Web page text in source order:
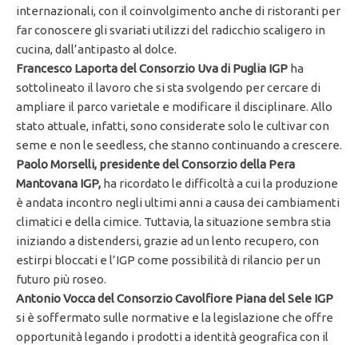
internazionali, con il coinvolgimento anche di ristoranti per
far conoscere gli svariati utilizzi del radicchio scaligero in
cucina, dall’antipasto al dolce.
Francesco Laporta del Consorzio Uva di Puglia IGP ha
sottolineato il lavoro che si sta svolgendo per cercare di
ampliare il parco varietale e modificare il disciplinare. Allo
stato attuale, infatti, sono considerate solo le cultivar con
seme e non le seedless, che stanno continuando a crescere.
Paolo Morselli, presidente del Consorziodella Pera
Mantovana IGP, ha ricordato le difficoltà a cui la produzione
è andata incontro negli ultimi anni a causa dei cambiamenti
climatici e della cimice. Tuttavia, la situazione sembra stia
iniziando a distendersi, grazie ad un lento recupero, con
estirpi bloccati e l’IGP come possibilità di rilancio per un
futuro più roseo.
Antonio Vocca del Consorzio Cavolfiore Piana del Sele IGP
si è soffermato sulle normative e la legislazione che offre
opportunità legando i prodotti a identità geografica con il